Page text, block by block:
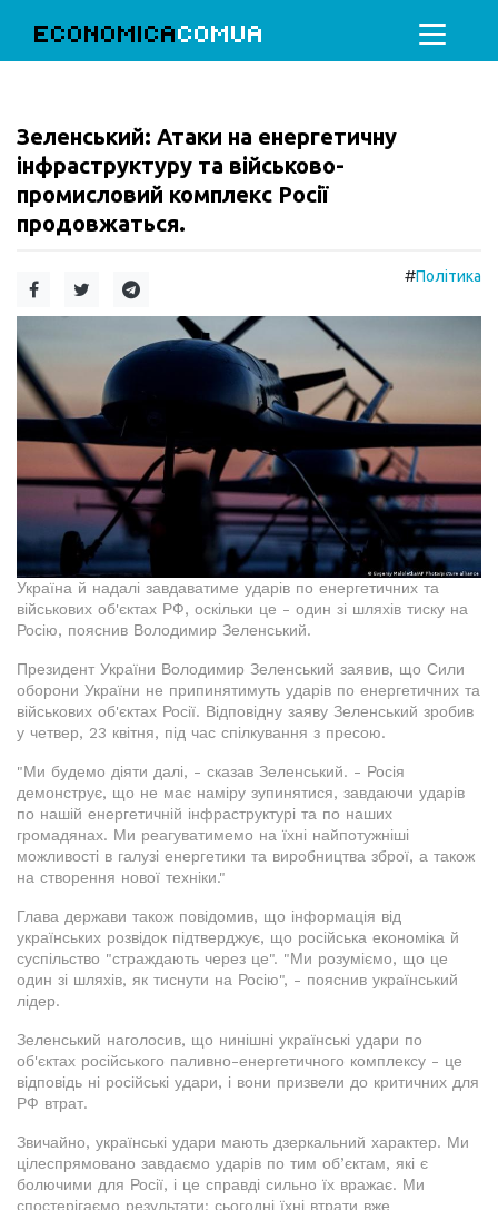
ECONOMICACOMUA
Зеленський: Атаки на енергетичну
інфраструктуру та військово-
промисловий комплекс Росії
продовжаться.
#Політика
Україна й надалі завдаватиме ударів по енергетичних та
військових об'єктах РФ, оскільки це - один зі шляхів тиску на
Росію, пояснив Володимир Зеленський.
Президент України Володимир Зеленський заявив, що Сили
оборони України не припинятимуть ударів по енергетичних та
військових об'єктах Росії. Відповідну заяву Зеленський зробив
у четвер, 23 квітня, під час спілкування з пресою.
"Ми будемо діяти далі, - сказав Зеленський. - Росія
демонструє, що не має наміру зупинятися, завдаючи ударів
по нашій енергетичній інфраструктурі та по наших
громадянах. Ми реагуватимемо на їхні найпотужніші
можливості в галузі енергетики та виробництва зброї, а також
на створення нової техніки."
Глава держави також повідомив, що інформація від
українських розвідок підтверджує, що російська економіка й
суспільство "страждають через це". "Ми розуміємо, що це
один зі шляхів, як тиснути на Росію", - пояснив український
лідер.
Зеленський наголосив, що нинішні українські удари по
об'єктах російського паливно-енергетичного комплексу - це
відповідь ні російські удари, і вони призвели до критичних для
РФ втрат.
Звичайно, українські удари мають дзеркальний характер. Ми
цілеспрямовано завдаємо ударів по тим об’єктам, які є
болючими для Росії, і це справді сильно їх вражає. Ми
спостерігаємо результати: сьогодні їхні втрати вже